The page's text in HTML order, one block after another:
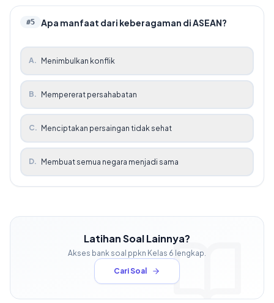
#5 Apa manfaat dari keberagaman di ASEAN?
A. Menimbulkan konflik
B. Mempererat persahabatan
C. Menciptakan persaingan tidak sehat
D. Membuat semua negara menjadi sama
Latihan Soal Lainnya?
Akses bank soal ppkn Kelas 6 lengkap.
Cari Soal